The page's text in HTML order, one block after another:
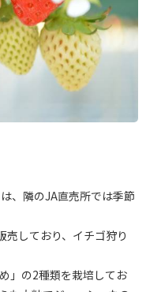
、隣のJA直売所では季節
しており、イチゴ狩り
」の2種類を栽培してお